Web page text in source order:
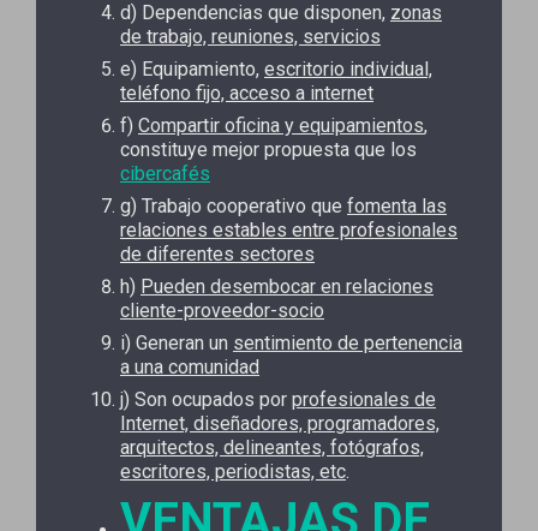
d) Dependencias que disponen, zonas
de trabajo, reuniones, servicios
e) Equipamiento, escritorio individual,
teléfono fijo, acceso a internet
f) Compartir oficina y equipamientos,
constituye mejor propuesta que los
cibercafés
g) Trabajo cooperativo que fomenta las
relaciones estables entre profesionales
de diferentes sectores
h) Pueden desembocar en relaciones
cliente-proveedor-socio
i) Generan un sentimiento de pertenencia
a una comunidad
j) Son ocupados por profesionales de
Internet, diseñadores, programadores,
arquitectos, delineantes, fotógrafos,
escritores, periodistas, etc.